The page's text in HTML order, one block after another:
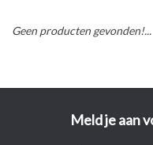
Geen producten gevonden!...
Meld je aan